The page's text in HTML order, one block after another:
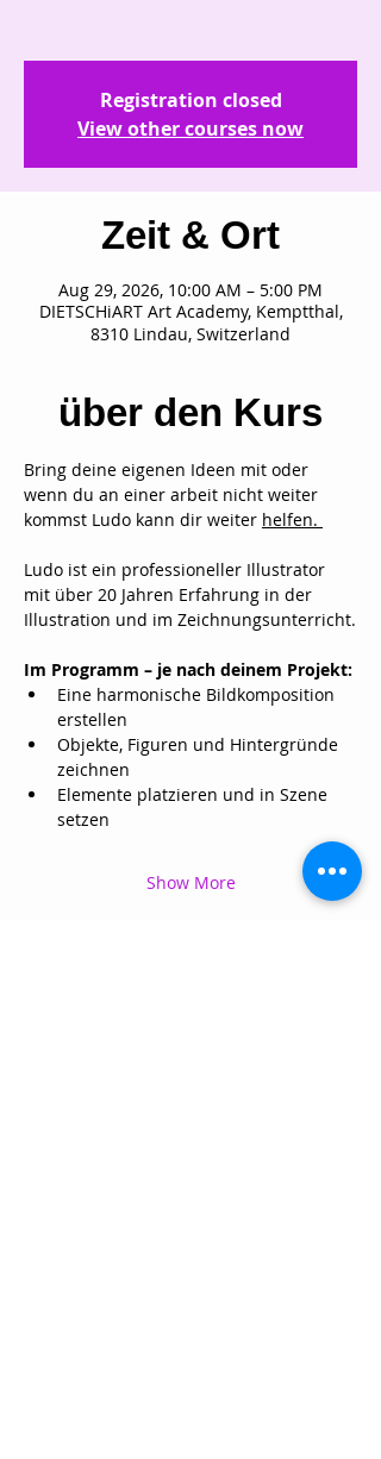
Registration closed
View other courses now
Zeit & Ort
Aug 29, 2026, 10:00 AM – 5:00 PM
DIETSCHiART Art Academy, Kemptthal,
8310 Lindau, Switzerland
über den Kurs
Bring deine eigenen Ideen mit oder
wenn du an einer arbeit nicht weiter
kommst Ludo kann dir weiter helfen.
Ludo ist ein professioneller Illustrator
mit über 20 Jahren Erfahrung in der
Illustration und im Zeichnungsunterricht.
Im Programm – je nach deinem Projekt:
Eine harmonische Bildkomposition
erstellen
Objekte, Figuren und Hintergründe
zeichnen
Elemente platzieren und in Szene
setzen
Show More